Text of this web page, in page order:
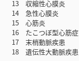
13 収縮性心膜炎
14 急性心膜炎
15 心筋炎
16 たこつぼ型心筋症
17 末梢動脈疾患
18 遺伝性大動脈疾患